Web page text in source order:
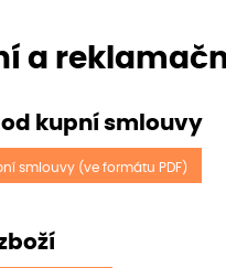
a
kupní smlouvy
smlouvy (ve formátu PDF)